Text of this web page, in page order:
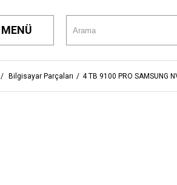
MENÜ
Bilgisayar Parçaları 4 TB 9100 PRO SAMSUNG